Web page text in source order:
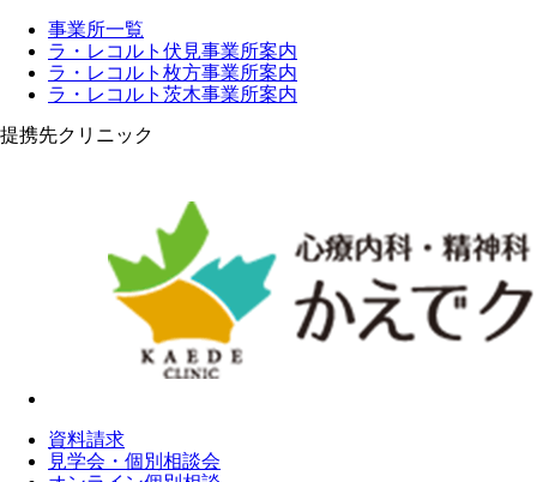
事業所一覧
ラ・レコルト伏見事業所案内
ラ・レコルト枚方事業所案内
ラ・レコルト茨木事業所案内
提携先クリニック
資料請求
見学会・個別相談会